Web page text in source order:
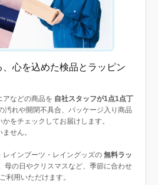
心を込めた検品とラッピン
アなどの商品を 自社スタッフが1点1点丁
汚れや開閉不具合、パッケージ入り商品
をチェックしてお届けします。
せん。
レインブーツ・レイングッズの 無料ラッ
母の日やクリスマスなど、季節に合わせ
利用いただけます。